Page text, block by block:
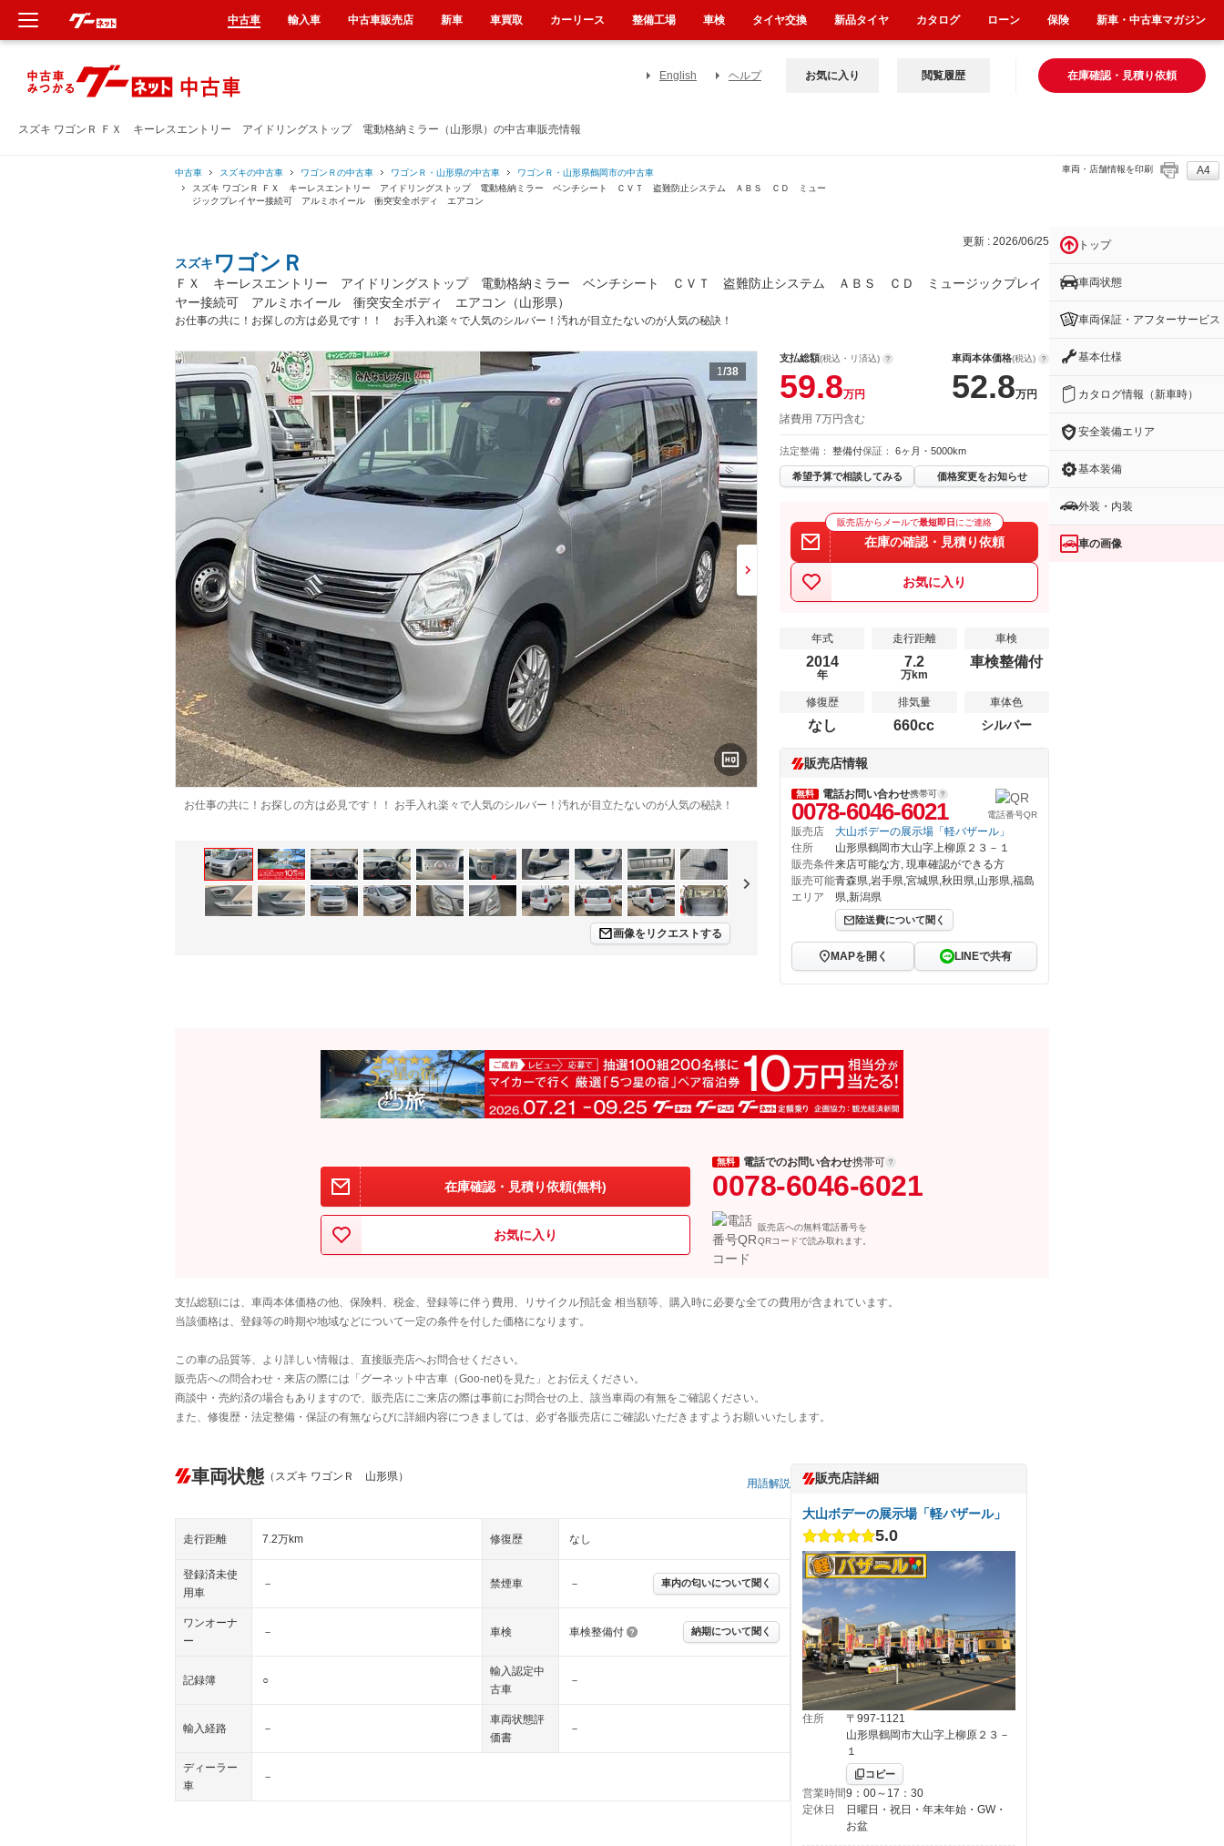
スズキ ワゴンＲ ＦＸ キーレスエントリー アイドリングストップ 電動格納ミラー（山形県）の中古車販売情報
English ヘルプ 在庫確認・見積り依頼
お気に入り 閲覧履歴
中古車 スズキの中古車 ワゴンＲの中古車 ワゴンＲ・山形県の中古車
ワゴンＲ・山形県鶴岡市の中古車
スズキ ワゴンＲ ＦＸ キーレスエントリー アイドリングストップ 電動格納ミラー ベンチシート ＣＶＴ 盗難防止システム ＡＢＳ ＣＤ ミュー
ジックプレイヤー接続可 アルミホイール 衝突安全ボディ エアコン
車両・店舗情報を印刷 A4
更新 : 2026/06/25
スズキ ワゴンＲ
ＦＸ キーレスエントリー アイドリングストップ 電動格納ミラー ベンチシート ＣＶＴ 盗難防止システム ＡＢＳ ＣＤ ミュージックプレイ
ヤー接続可 アルミホイール 衝突安全ボディ エアコン（山形県）
お仕事の共に！お探しの方は必見です！！ お手入れ楽々で人気のシルバー！汚れが目立たないのが人気の秘訣！
1/38
お仕事の共に！お探しの方は必見です！！ お手入れ楽々で人気のシルバー！汚れが目立たないのが人気の秘訣！
画像をリクエストする
支払総額(税込・リ済込)
59.8万円
車両本体価格(税込)
52.8万円
諸費用 7万円含む
法定整備： 整備付保証： 6ヶ月・5000km
希望予算で相談してみる 価格変更をお知らせ
販売店からメールで最短即日 にご連絡
在庫の確認・見積り依頼
お気に入り
年式
2014
年
走行距離
7.2
万km
車検
車検整備付
修復歴
なし
排気量
660cc
車体色
シルバー
販売店情報
無料 電話お問い合わせ携帯可
0078-6046-6021 電話番号QR
販売店
大山ボデーの展示場「軽バザール」
住所
山形県鶴岡市大山字上柳原２３－１
販売条件来店可能な方, 現車確認ができる方
販売可能
エリア
青森県,岩手県,宮城県,秋田県,山形県,福島
県,新潟県
陸送費について聞く
MAPを開く LINEで共有
在庫確認・見積り依頼(無料)
お気に入り
無料 電話でのお問い合わせ携帯可
0078-6046-6021
販売店への無料電話番号を
QRコードで読み取れます。
支払総額には、車両本体価格の他、保険料、税金、登録等に伴う費用、リサイクル預託金 相当額等、購入時に必要な全ての費用が含まれています。
当該価格は、登録等の時期や地域などについて一定の条件を付した価格になります。
この車の品質等、より詳しい情報は、直接販売店へお問合せください。
販売店への問合わせ・来店の際には「グーネット中古車（Goo-net)を見た」とお伝えください。
商談中・売約済の場合もありますので、販売店にご来店の際は事前にお問合せの上、該当車両の有無をご確認ください。
また、修復歴・法定整備・保証の有無ならびに詳細内容につきましては、必ず各販売店にご確認いただきますようお願いいたします。
車両状態 （スズキ ワゴンＲ 山形県）
用語解説
走行距離 7.2万km 修復歴 なし
登録済未使
用車
－ 禁煙車 － 車内の匂いについて聞く
ワンオーナ
ー
－ 車検 車検整備付 納期について聞く
記録簿 ○
輸入認定中
古車
－
輸入経路 －
車両状態評
価書
－
ディーラー
車
－
販売店詳細
大山ボデーの展示場「軽バザール」
5.0
住所
〒997-1121
山形県鶴岡市大山字上柳原２３－
１
コピー
営業時間9：00～17：30
定休日
日曜日・祝日・年末年始・GW・
お盆
トップ
車両状態
車両保証・アフターサービス
基本仕様
カタログ情報（新車時）
安全装備エリア
基本装備
外装・内装
車の画像
中古車 輸入車 中古車販売店 新車 車買取 カーリース 整備工場 車検 タイヤ交換 新品タイヤ カタログ ローン 保険 新車・中古車マガジン
新車
中古車